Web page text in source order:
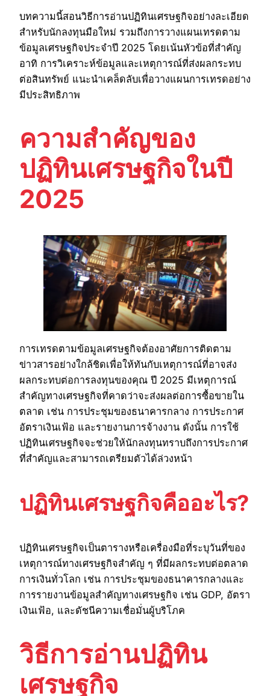
บทความนี้สอนวิธีการอ่านปฏิทินเศรษฐกิจอย่างละเอียด
สำหรับนักลงทุนมือใหม่ รวมถึงการวางแผนเทรดตาม
ข้อมูลเศรษฐกิจประจำปี 2025 โดยเน้นหัวข้อที่สำคัญ
อาทิ การวิเคราะห์ข้อมูลและเหตุการณ์ที่ส่งผลกระทบ
ต่อสินทรัพย์ แนะนำเคล็ดลับเพื่อวางแผนการเทรดอย่าง
มีประสิทธิภาพ
ความสำคัญของ
ปฏิทินเศรษฐกิจในปี
2025
การเทรดตามข้อมูลเศรษฐกิจต้องอาศัยการติดตาม
ข่าวสารอย่างใกล้ชิดเพื่อให้ทันกับเหตุการณ์ที่อาจส่ง
ผลกระทบต่อการลงทุนของคุณ ปี 2025 มีเหตุการณ์
สำคัญทางเศรษฐกิจที่คาดว่าจะส่งผลต่อการซื้อขายใน
ตลาด เช่น การประชุมของธนาคารกลาง การประกาศ
อัตราเงินเฟ้อ และรายงานการจ้างงาน ดังนั้น การใช้
ปฏิทินเศรษฐกิจจะช่วยให้นักลงทุนทราบถึงการประกาศ
ที่สำคัญและสามารถเตรียมตัวได้ล่วงหน้า
ปฏิทินเศรษฐกิจคืออะไร?
ปฏิทินเศรษฐกิจเป็นตารางหรือเครื่องมือที่ระบุวันที่ของ
เหตุการณ์ทางเศรษฐกิจสำคัญ ๆ ที่มีผลกระทบต่อตลาด
การเงินทั่วโลก เช่น การประชุมของธนาคารกลางและ
การรายงานข้อมูลสำคัญทางเศรษฐกิจ เช่น GDP, อัตรา
เงินเฟ้อ, และดัชนีความเชื่อมั่นผู้บริโภค
วิธีการอ่านปฏิทิน
เศรษฐกิจ